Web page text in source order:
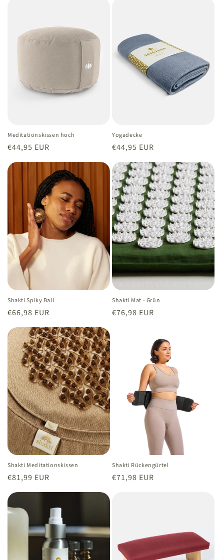
Meditationskissen hoch
Normaler
Preis
€44,95 EUR
Yogadecke
Normaler
Preis
€44,95 EUR
Shakti Spiky Ball
Normaler
Preis
€66,98 EUR
Shakti Mat - Grün
Normaler
€76,98 EUR
Shakti Meditationskissen
Normaler
Preis
€81,99 EUR
Shakti Rückengürtel
Normaler
€71,98 EUR